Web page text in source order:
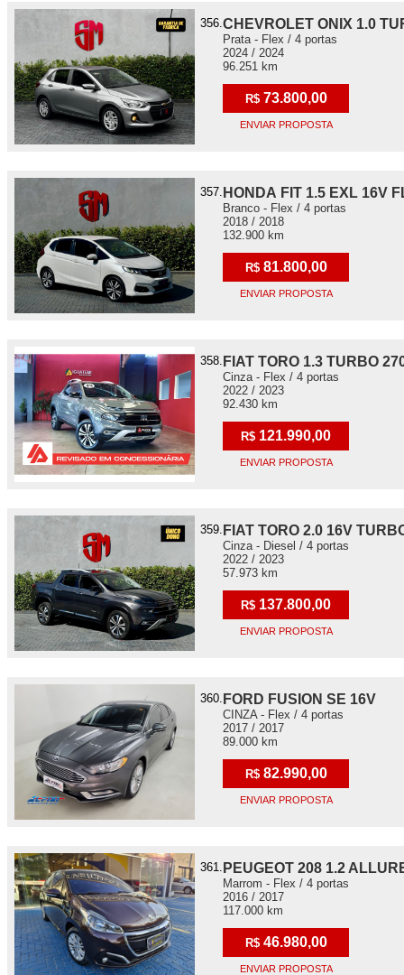
356.CHEVROLET ONIX 1.0
Prata - Flex / 4 portas
2024 / 2024
96.251 km
R$ 73.800,00
ENVIAR PROPOSTA
357. HONDA FIT 1.5 EXL 16V
Branco - Flex / 4 portas
2018 / 2018
132.900 km
R$ 81.800,00
ENVIAR PROPOSTA
358. FIAT TORO 1.3 TURBO
Cinza - Flex / 4 portas
2022 / 2023
92.430 km
R$ 121.990,00
ENVIAR PROPOSTA
359. FIAT TORO 2.0 16V
Cinza - Diesel / 4 portas
2022 / 2023
57.973 km
R$ 137.800,00
ENVIAR PROPOSTA
360. FORD FUSION SE 16V
CINZA - Flex / 4 portas
2017 / 2017
89.000 km
R$ 82.990,00
ENVIAR PROPOSTA
361. PEUGEOT 208 1.2
Marrom - Flex / 4 portas
2016 / 2017
117.000 km
R$ 46.980,00
ENVIAR PROPOSTA